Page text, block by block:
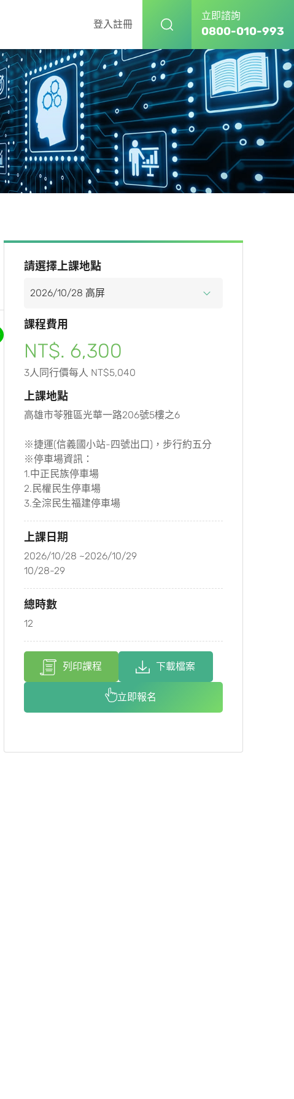
登入註冊
立即諮詢
0800-010-993
請選擇上課地點
課程費用
NT$. 6,300
3人同行價每人 NT$5,040
上課地點
高雄市苓雅區光華一路206號5樓之6
※捷運(信義國小站-四號出口)，步行約五分
※停車場資訊：
1.中正民族停車場
2.民權民生停車場
3.全淙民生福建停車場
上課日期
2026/10/28 ~2026/10/29
10/28-29
總時數
12
列印課程 下載檔案
立即報名